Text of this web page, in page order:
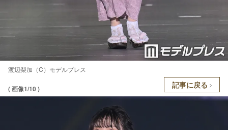
渡辺梨加（C）モデルプレス
( 画像1/10 ) 記事に戻る